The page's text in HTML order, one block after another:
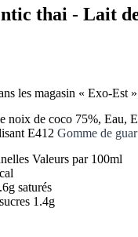
thai - Lait
les magasin « Exo-Est
noix de coco 75%, Eau,
E412 Gomme de guar
Valeurs par 100ml
saturés
1.4g